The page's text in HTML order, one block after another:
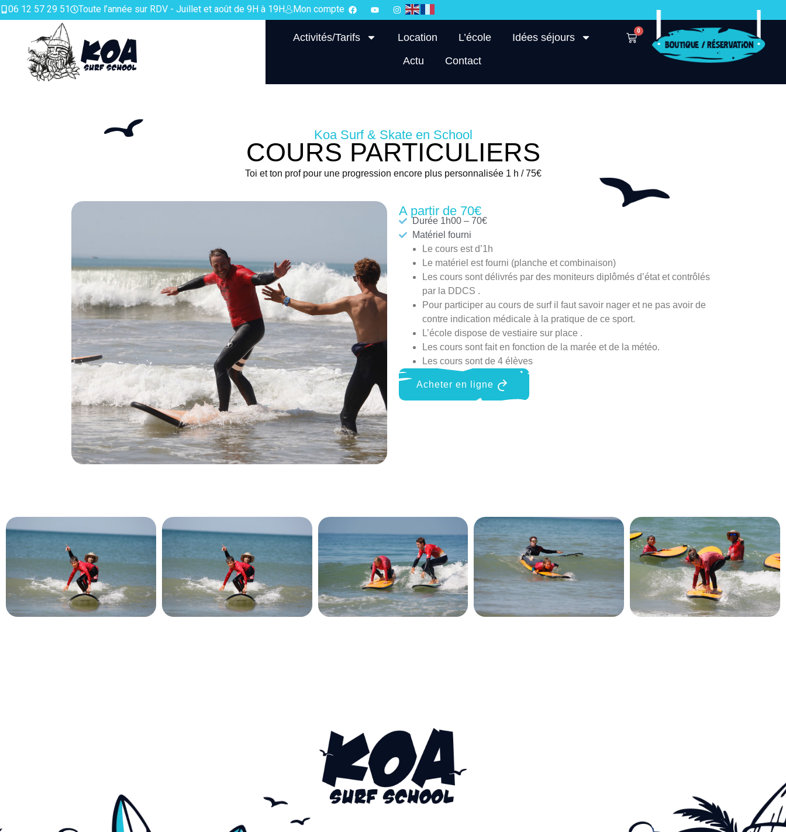
06 12 57 29 51 Toute l’année sur RDV - Juillet et août de 9H à 19H Mon compte
Activités/Tarifs Location L’école
Idées séjours
Actu
Contact
0
Koa Surf & Skate en School
COURS PARTICULIERS
Toi et ton prof pour une progression encore plus personnalisée 1 h / 75€
A partir de 70€
Durée 1h00 – 70€
Matériel fourni
Le cours est d’1h
Le matériel est fourni (planche et combinaison)
Les cours sont délivrés par des moniteurs diplômés d’état et contrôlés
par la DDCS .
Pour participer au cours de surf il faut savoir nager et ne pas avoir de
contre indication médicale à la pratique de ce sport.
L’école dispose de vestiaire sur place .
Les cours sont fait en fonction de la marée et de la météo.
Les cours sont de 4 élèves
Acheter en ligne